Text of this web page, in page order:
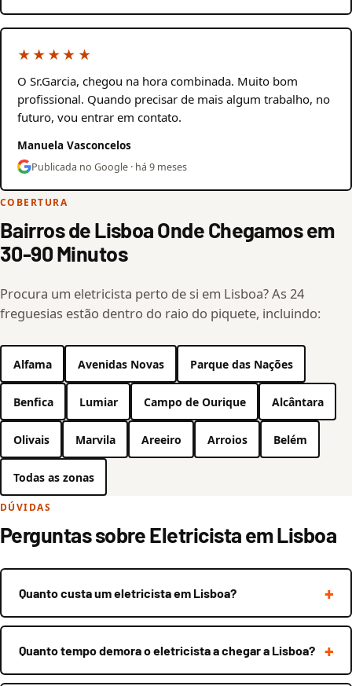
★★★★★
O Sr.Garcia, chegou na hora combinada. Muito bom
profissional. Quando precisar de mais algum trabalho, no
futuro, vou entrar em contato.
Manuela Vasconcelos
Publicada no Google · há 9 meses
COBERTURA
Bairros de Lisboa Onde Chegamos em
30-90 Minutos
Procura um eletricista perto de si em Lisboa? As 24
freguesias estão dentro do raio do piquete, incluindo:
Alfama Avenidas Novas Parque das Nações
Benfica Lumiar Campo de Ourique Alcântara
Olivais Marvila Areeiro Arroios Belém
Todas as zonas
DÚVIDAS
Perguntas sobre Eletricista em Lisboa
Quanto custa um eletricista em Lisboa?
Quanto tempo demora o eletricista a chegar a Lisboa?